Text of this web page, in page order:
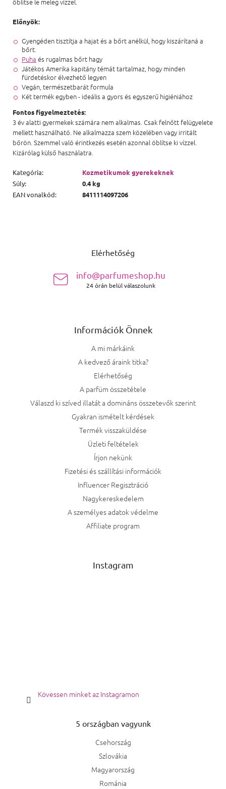
Előnyök:
Gyengéden tisztítja a hajat és a bőrt anélkül, hogy kiszárítaná a
bőrt.
Puha és rugalmas bőrt hagy
Játékos Amerika kapitány témát tartalmaz, hogy minden
fürdetéskor élvezhető legyen
Vegán, természetbarát formula
Két termék egyben - ideális a gyors és egyszerű higiéniához
Fontos figyelmeztetés:
3 év alatti gyermekek számára nem alkalmas. Csak felnőtt felügyelete
mellett használható. Ne alkalmazza szem közelében vagy irritált
bőrön. Szemmel való érintkezés esetén azonnal öblítse ki vízzel.
Kizárólag külső használatra.
Kategória:
Kozmetikumok gyerekeknek
Súly:
0.4 kg
EAN vonalkód: 8411114097206
Elérhetőség
info@parfumeshop.hu
24 órán belül válaszolunk
Információk Önnek
A mi márkáink
A kedvező áraink titka?
Elérhetőség
A parfüm összetétele
Válaszd ki szíved illatát a domináns összetevők szerint
Gyakran ismételt kérdések
Termék visszaküldése
Üzleti feltételek
Írjon nekünk
Fizetési és szállítási információk
Influencer Regisztráció
Nagykereskedelem
A személyes adatok védelme
Affiliate program
Instagram
Kövessen minket az Instagramon
5 országban vagyunk
Csehország
Szlovákia
Magyarország
Románia